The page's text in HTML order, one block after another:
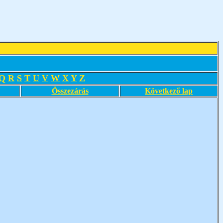
R S T U V W X Y Z
Összezárás Következő lap